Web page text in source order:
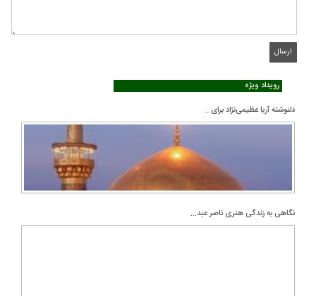
رویداد ویژه
دلنوشته آریا عظیمی‌نژاد برای...
نگاهی به زندگی هنری ناصر عبد...